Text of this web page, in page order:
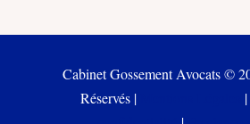
Cabinet Gossement Avocats ©
Réservés |
|